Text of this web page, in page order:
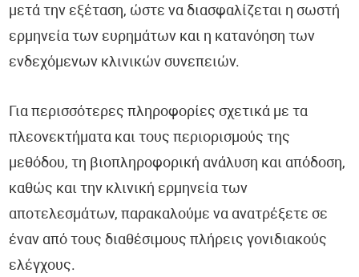
μετά την εξέταση, ώστε να διασφαλίζεται η σωστή
ερμηνεία των ευρημάτων και η κατανόηση των
ενδεχόμενων κλινικών συνεπειών.
Για περισσότερες πληροφορίες σχετικά με τα
πλεονεκτήματα και τους περιορισμούς της
μεθόδου, τη βιοπληροφορική ανάλυση και απόδοση,
καθώς και την κλινική ερμηνεία των
αποτελεσμάτων, παρακαλούμε να ανατρέξετε σε
έναν από τους διαθέσιμους πλήρεις γονιδιακούς
ελέγχους.